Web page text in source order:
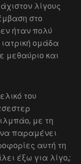
λίγους
στο
ήταν πολύ
ομάδα
μεθαύριο και
του
με τη
παραμένει
αυτή τη
έξω για λίγο,;